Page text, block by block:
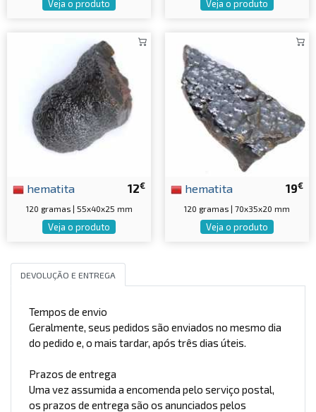
Veja o produto Veja o produto
12€
hematita
120 gramas | 55x40x25 mm
Veja o produto
19€
hematita
120 gramas | 70x35x20 mm
Veja o produto
DEVOLUÇÃO E ENTREGA
Tempos de envio
Geralmente, seus pedidos são enviados no mesmo dia
do pedido e, o mais tardar, após três dias úteis.
Prazos de entrega
Uma vez assumida a encomenda pelo serviço postal,
os prazos de entrega são os anunciados pelos